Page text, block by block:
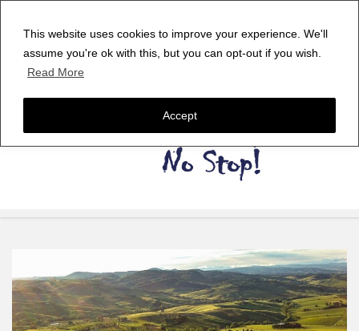
This website uses cookies to improve your experience. We'll
assume you're ok with this, but you can opt-out if you wish.
Read More
Accept